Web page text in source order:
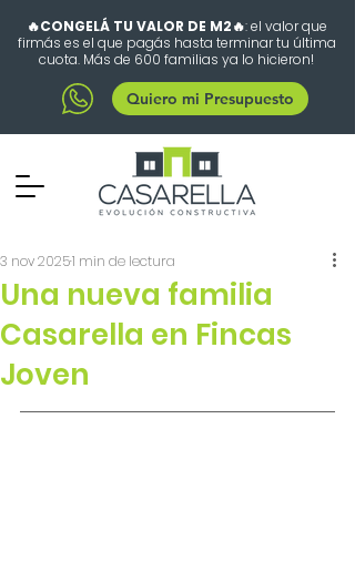
🔥CONGELÁ TU VALOR DE M2🔥: el valor que
firmás es el que pagás hasta terminar tu última
cuota. Más de 600 familias ya lo hicieron!
Quiero mi Presupuesto
Una nueva familia
Casarella en Fincas
Joven
3 nov 20251 min de lectura